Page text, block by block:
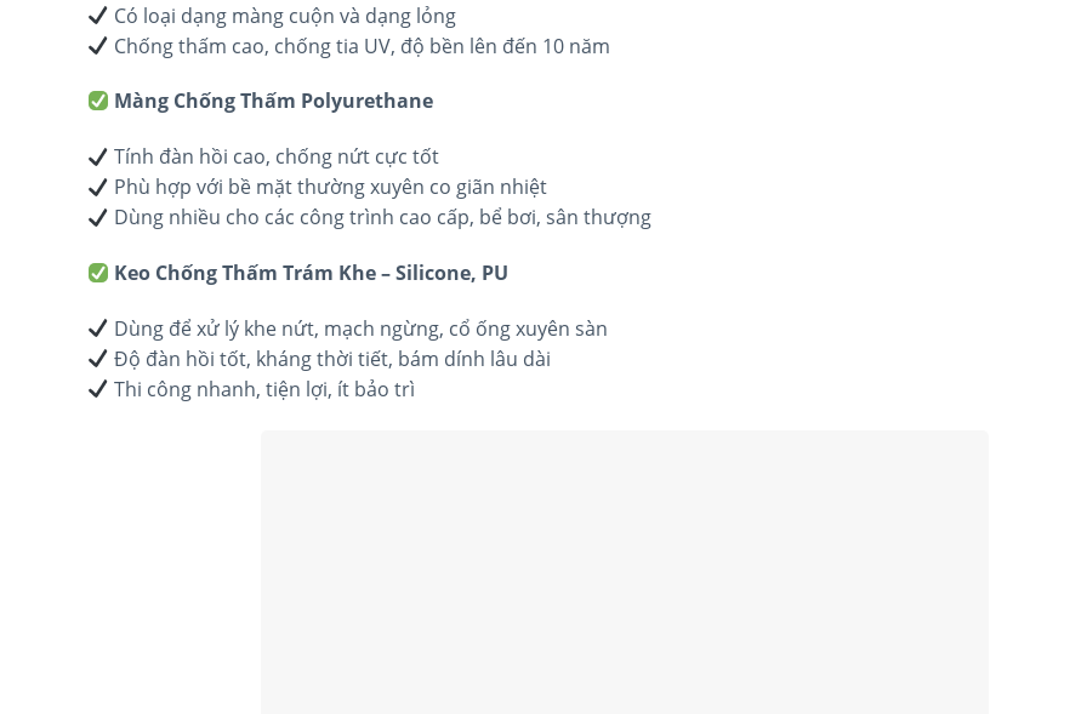
Có loại dạng màng cuộn và dạng lỏng
Chống thấm cao, chống tia UV, độ bền lên đến 10 năm
Màng Chống Thấm Polyurethane
Tính đàn hồi cao, chống nứt cực tốt
Phù hợp với bề mặt thường xuyên co giãn nhiệt
Dùng nhiều cho các công trình cao cấp, bể bơi, sân thượng
Keo Chống Thấm Trám Khe – Silicone, PU
Dùng để xử lý khe nứt, mạch ngừng, cổ ống xuyên sàn
Độ đàn hồi tốt, kháng thời tiết, bám dính lâu dài
Thi công nhanh, tiện lợi, ít bảo trì